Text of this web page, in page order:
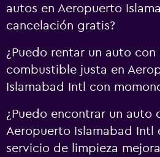
autos en Aeropuerto
cancelación gratis?
¿Puedo rentar un auto
combustible justa en
Islamabad Intl con
¿Puedo encontrar un auto
Aeropuerto Islamabad Intl
servicio de limpieza